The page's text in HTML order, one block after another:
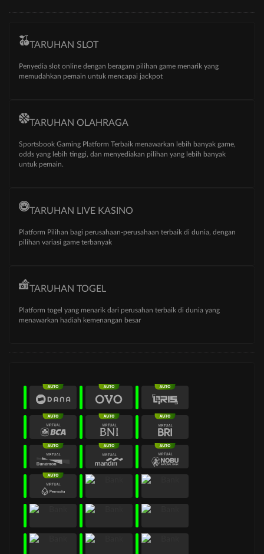
TARUHAN SLOT
Penyedia slot online dengan beragam pilihan game menarik yang
memudahkan pemain untuk mencapai jackpot
TARUHAN OLAHRAGA
Sportsbook Gaming Platform Terbaik menawarkan lebih banyak game,
odds yang lebih tinggi, dan menyediakan pilihan yang lebih banyak
untuk pemain.
TARUHAN LIVE KASINO
Platform Pilihan bagi perusahaan-perusahaan terbaik di dunia, dengan
pilihan variasi game terbanyak
TARUHAN TOGEL
Platform togel yang menarik dari perusahan terbaik di dunia yang
menawarkan hadiah kemenangan besar